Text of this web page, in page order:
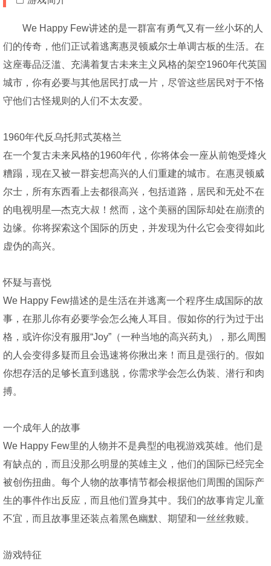
We Happy Few讲述的是一群富有勇气又有一丝小坏的人
们的传奇，他们正试着逃离惠灵顿威尔士单调古板的生活。在
这座毒品泛滥、充满着复古未来主义风格的架空1960年代英国
城市，你有必要与其他居民打成一片，尽管这些居民对于不恪
守他们古怪规则的人们不太友爱。
1960年代反乌托邦式英格兰
在一个复古未来风格的1960年代，你将体会一座从前饱受烽火
糟蹋，现在又被一群妄想高兴的人们重建的城市。在惠灵顿威
尔士，所有东西看上去都很高兴，包括道路，居民和无处不在
的电视明星—杰克大叔！然而，这个美丽的国际却处在崩溃的
边缘。你将探索这个国际的历史，并发现为什么它会变得如此
虚伪的高兴。
怀疑与喜悦
We Happy Few描述的是生活在并逃离一个程序生成国际的故
事，在那儿你有必要学会怎么掩人耳目。假如你的行为过于出
格，或许你没有服用“Joy”（一种当地的高兴药丸），那么周围
的人会变得多疑而且会迅速将你揪出来！而且是强行的。假如
你想存活的足够长直到逃脱，你需求学会怎么伪装、潜行和肉
搏。
一个成年人的故事
We Happy Few里的人物并不是典型的电视游戏英雄。他们是
有缺点的，而且没那么明显的英雄主义，他们的国际已经完全
被创伤扭曲。每个人物的故事情节都会根据他们周围的国际产
生的事件作出反应，而且他们置身其中。我们的故事肯定儿童
不宜，而且故事里还装点着黑色幽默、期望和一丝丝救赎。
游戏特征